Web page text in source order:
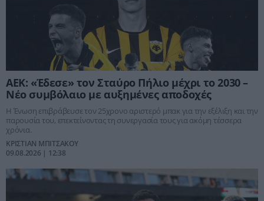
ΑΕΚ: «Έδεσε» τον Σταύρο Πήλιο μέχρι το 2030 –
Νέο συμβόλαιο με αυξημένες αποδοχές
Η Ένωση επιβράβευσε τον 25χρονο αριστερό μπακ για την εξέλιξη και την
παρουσία του, επεκτείνοντας τη συνεργασία τους για ακόμη τέσσερα
χρόνια.
ΚΡΙΣΤΙΑΝ ΜΠΙΤΣΑΚΟΥ
09.08.2026 | 12:38